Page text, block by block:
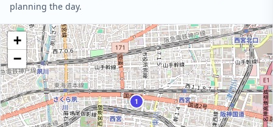
planning the day.
1
+
−